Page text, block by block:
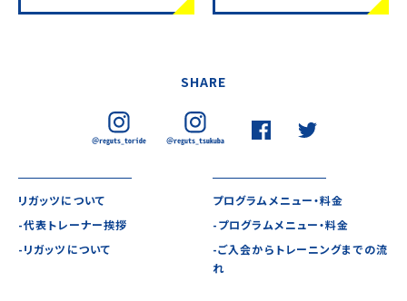
SHARE
リガッツについて
-代表トレーナー挨拶
-リガッツについて
プログラムメニュー・料金
-プログラムメニュー・料金
-ご入会からトレーニングまでの流
れ